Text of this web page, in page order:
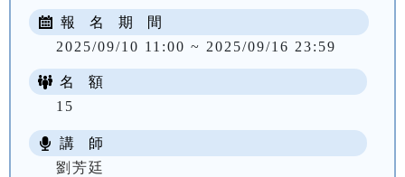
報 名 期 間
2025/09/10 11:00 ~ 2025/09/16 23:59
名 額
15
講 師
劉芳廷